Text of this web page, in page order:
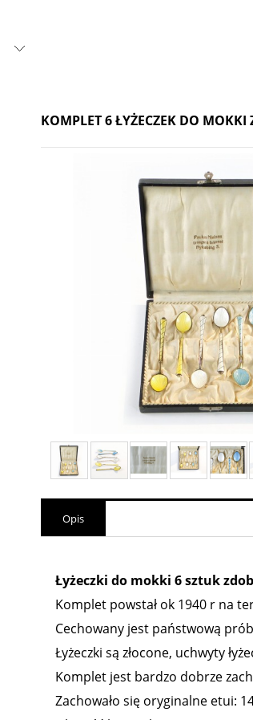
KOMPLET 6 ŁYŻECZEK DO
Opis
Łyżeczki do mokki 6 sztuk
Komplet powstał ok 1940 r na
Cechowany jest państwową
Łyżeczki są złocone, uchwyty
Komplet jest bardzo dobrze
Zachowało się oryginalne etui: